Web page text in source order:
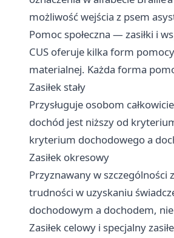
możliwość wejścia z psem
Pomoc społeczna — zasiłki i
CUS oferuje kilka form
materialnej. Każda forma
Zasiłek stały
Przysługuje osobom
dochód jest niższy od
kryterium dochodowego a
Zasiłek okresowy
Przyznawany w szczególności
trudności w uzyskaniu
dochodowym a dochodem,
Zasiłek celowy i specjalny